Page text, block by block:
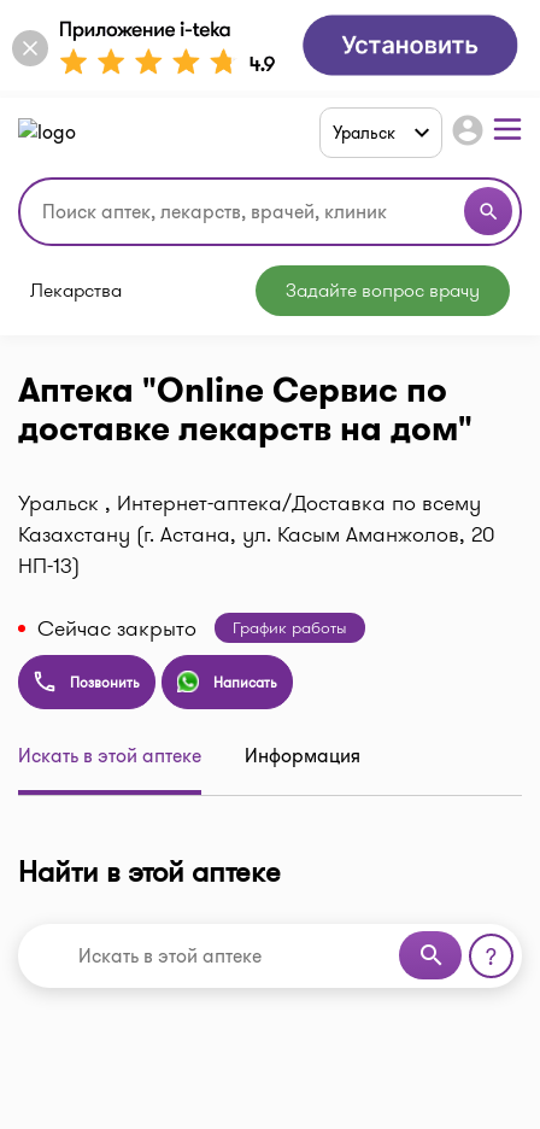
search
Уральск account_circle
Лекарства Задайте вопрос врачу
Аптека "Online Сервис по
доставке лекарств на дом"
Уральск , Интернет-аптека/Доставка по всему
Казахстану (г. Астана, ул. Касым Аманжолов, 20
НП-13)
Сейчас закрыто
График работы
Позвонить Написать
Искать в этой аптеке Информация
Найти в этой аптеке
search ?